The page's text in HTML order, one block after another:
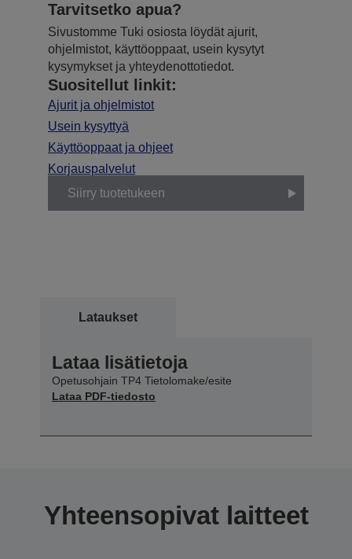
Tarvitsetko apua?
Sivustomme Tuki osiosta löydät ajurit,
ohjelmistot, käyttöoppaat, usein kysytyt
kysymykset ja yhteydenottotiedot.
Suositellut linkit:
Ajurit ja ohjelmistot
Usein kysyttyä
Käyttöoppaat ja ohjeet
Korjauspalvelut
Siirry tuotetukeen
Lataukset
Lataa lisätietoja
Opetusohjain TP4 Tietolomake/esite
Lataa PDF-tiedosto
Yhteensopivat laitteet